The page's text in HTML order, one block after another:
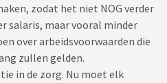
zodat het niet NOG verder
salaris, maar vooral minder
over arbeidsvoorwaarden die
zullen gelden.
in de zorg. Nu moet elk